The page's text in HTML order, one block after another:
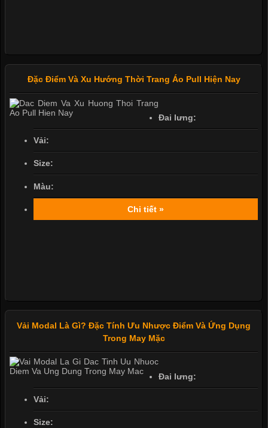
Đặc Điểm Và Xu Hướng Thời Trang Áo Pull Hiện Nay
Đai lưng:
Vải:
Size:
Màu:
Chi tiết »
Vải Modal Là Gì? Đặc Tính Ưu Nhược Điểm Và Ứng Dụng
Trong May Mặc
Đai lưng:
Vải:
Size: